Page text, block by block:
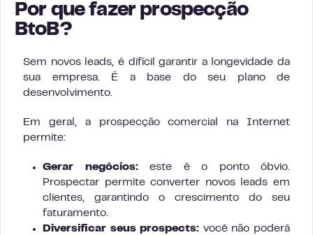
Por que fazer prospecção
BtoB?
Sem novos leads, é difícil garantir a longevidade da
sua empresa. É a base do seu plano de
desenvolvimento.
Em geral, a prospecção comercial na Internet
permite:
Gerar negócios:este é o ponto óbvio.
Prospectar permite converter novos leads em
clientes, garantindo o crescimento do seu
faturamento.
Diversificar seus prospects: você não poderá